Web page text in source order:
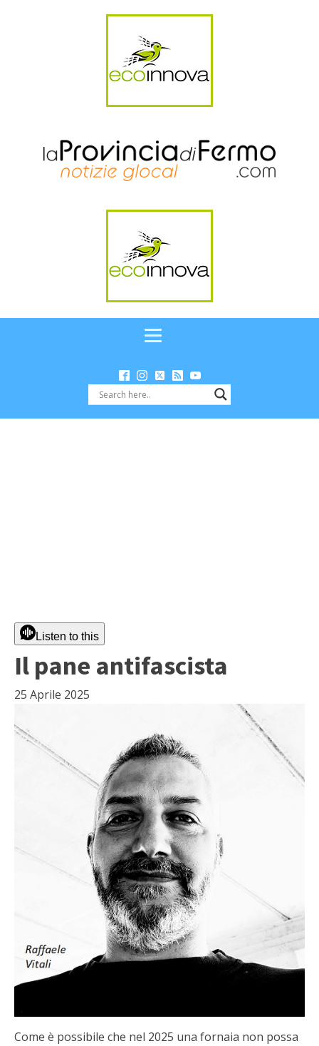
Listen to this
Il pane antifascista
25 Aprile 2025
Come è possibile che nel 2025 una fornaia non possa